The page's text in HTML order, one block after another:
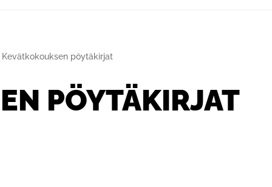
Kevätkokouksen pöytäkirjat
PÖYTÄKIRJAT